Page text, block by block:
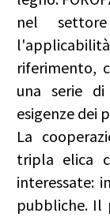
nel
riferimento,
una serie
esigenze dei
La
tripla elica
interessate:
pubbliche. Il